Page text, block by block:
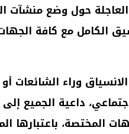
حول وضع منشآت
الكامل مع كافة
وراء الشائعات
داعية الجميع
المختصة، باعتبارها